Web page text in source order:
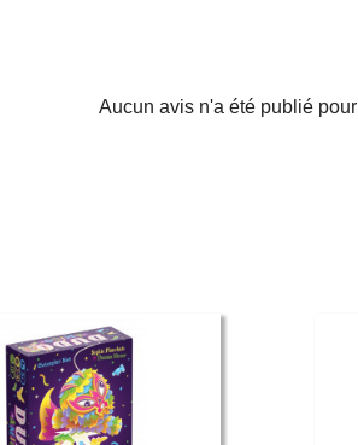
Aucun avis n'a été publié